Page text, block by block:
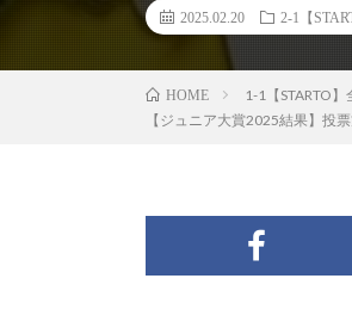
2025.02.20 2-1【
HOME 1-1【STARTO
【ジュニア大賞2025結果】投